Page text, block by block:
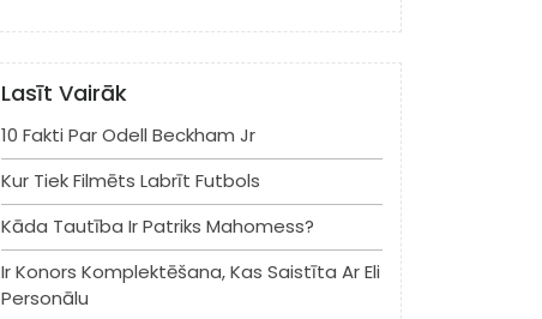
Lasīt Vairāk
10 Fakti Par Odell Beckham Jr
Kur Tiek Filmēts Labrīt Futbols
Kāda Tautība Ir Patriks Mahomess?
Ir Konors Komplektēšana, Kas Saistīta Ar Eli
Personālu